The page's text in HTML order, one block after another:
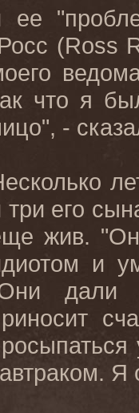
ее
(Ross
что я
-
три его
жив.
и
дали
Я